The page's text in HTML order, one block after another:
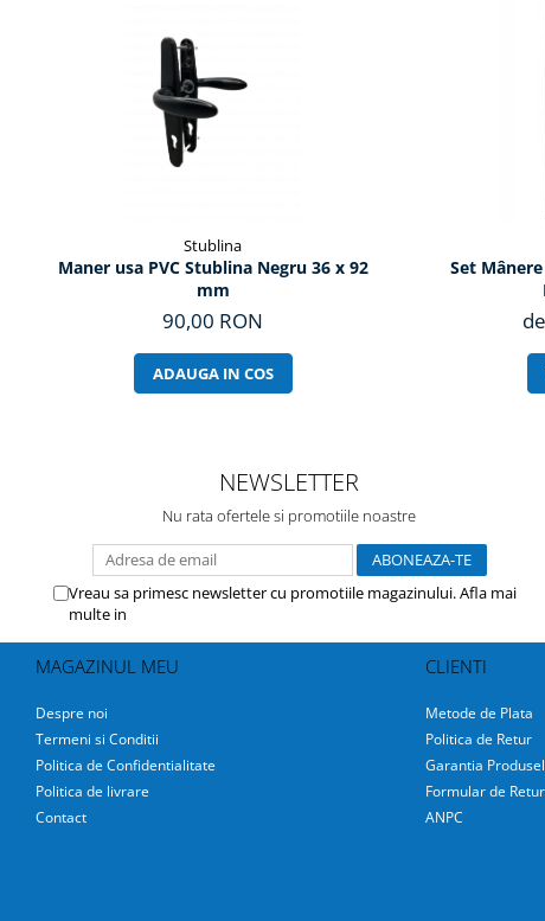
Stublina
Maner usa PVC Stublina Negru 36 x 92
mm
90,00 RON
ADAUGA IN COS
Set
NEWSLETTER
Nu rata ofertele si promotiile noastre
Vreau sa primesc newsletter cu promotiile magazinului. Afla mai
multe in
MAGAZINUL MEU
Despre noi
Termeni si Conditii
Politica de Confidentialitate
Politica de livrare
Contact
CLIENTI
Metode de Plata
Politica de Retur
Garantia
Formular de Retur
ANPC